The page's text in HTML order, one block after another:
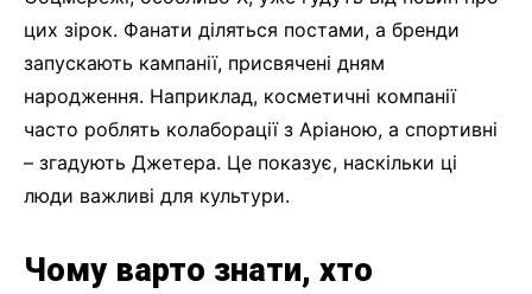
цих зірок. Фанати діляться постами, а бренди
запускають кампанії, присвячені дням
народження. Наприклад, косметичні компанії
часто роблять колаборації з Аріаною, а спортивні
– згадують Джетера. Це показує, наскільки ці
люди важливі для культури.
Чому варто знати, хто